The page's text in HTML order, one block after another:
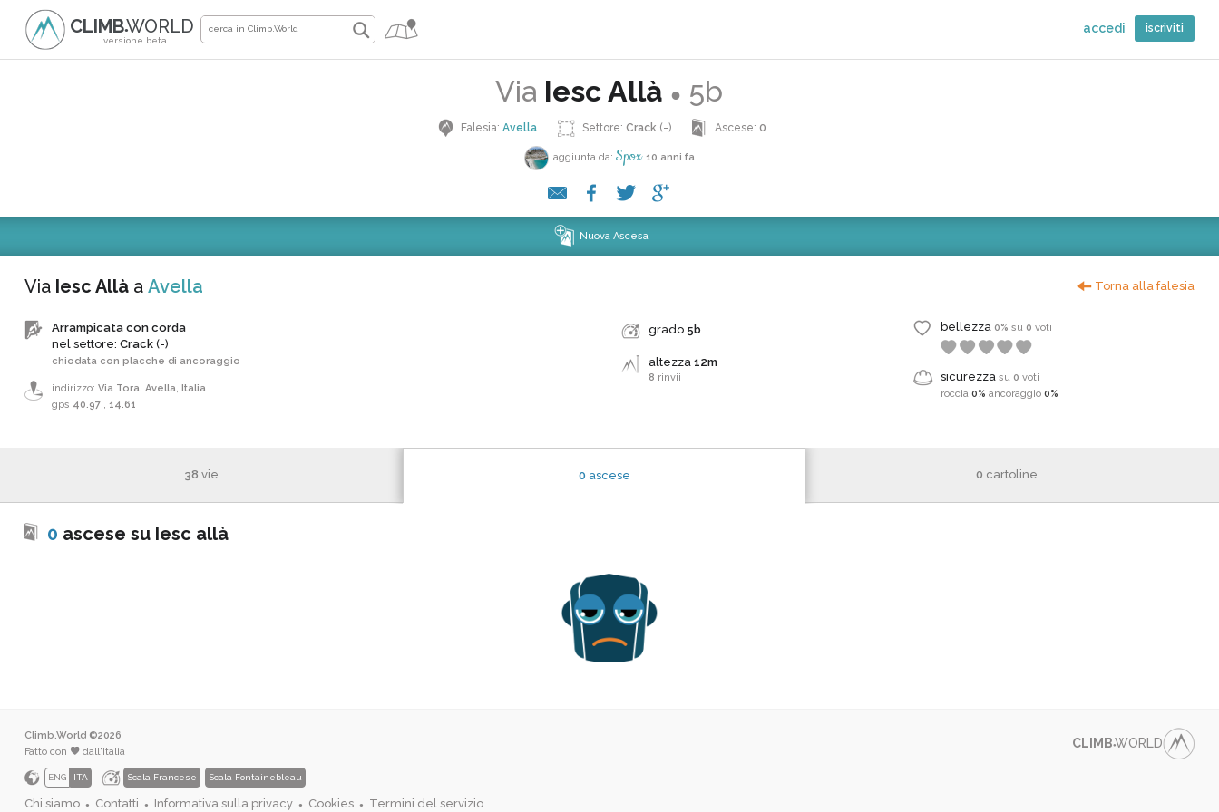
versione beta
CLIMB●WORLD accedi iscriviti
Via Iesc Allà ● 5b
Falesia:Avella Settore:Crack (-) Ascese:0
aggiunta da: Spox 10 anni fa
Nuova Ascesa
Via Iesc Allàa Avella Torna alla falesia
Arrampicata con corda
nel settore: Crack (-)
chiodata con placche di ancoraggio
indirizzo: Via Tora, Avella, Italia
gps 40.97 , 14.61
grado 5b
altezza 12m
8 rinvii
bellezza 0%su 0voti
sicurezzasu 0voti
roccia0% ancoraggio0%
38 vie 0 ascese 0 cartoline
0 ascese su Iesc allà
Climb.World ©2026
Fatto con
dall'Italia
ENG ITA Scala Francese Scala Fontainebleau
Chi siamo ● Contatti ● Informativa sulla privacy ● Cookies ● Termini del servizio
CLIMB●WORLD